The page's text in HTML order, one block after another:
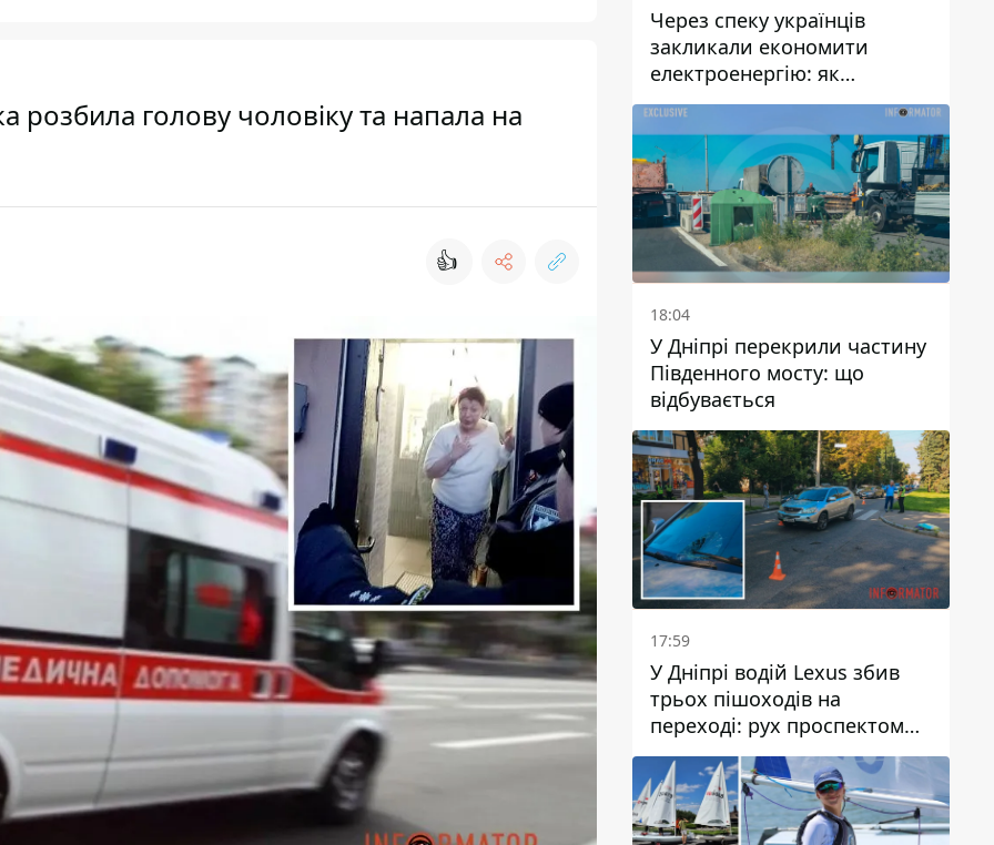
розбила голову чоловіку та напала на
👍
Через спеку українців
закликали економити
електроенергію: як
уникнути перевантаження
мереж
18:04
У Дніпрі перекрили частину
Південного мосту: що
відбувається
17:59
У Дніпрі водій Lexus збив
трьох пішоходів на
переході: рух проспектом
Науки ускладнений